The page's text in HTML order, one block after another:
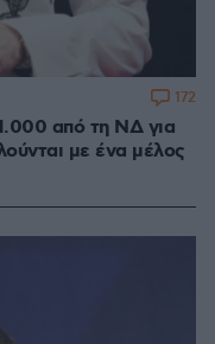
από τη ΝΔ για
με ένα μέλος
172